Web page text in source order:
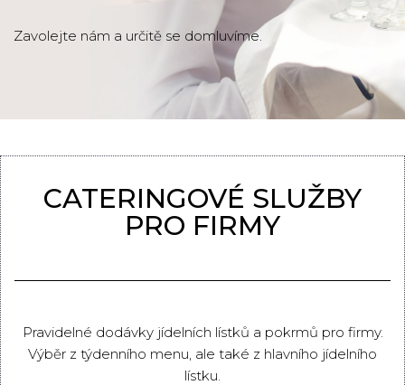
Zavolejte nám a určitě se domluvíme.
CATERINGOVÉ SLUŽBY
PRO FIRMY
Pravidelné dodávky jídelních lístků a pokrmů pro firmy.
Výběr z týdenního menu, ale také z hlavního jídelního
lístku.